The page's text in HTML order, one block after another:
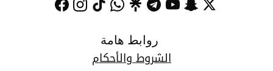
روابط هامة
الشروط والأحكام